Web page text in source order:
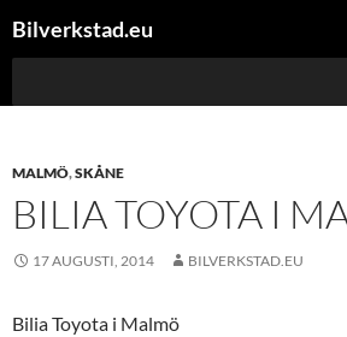
tillBilverkstad.eu
MALMÖ,SKÅNE
BILIA TOYOTA I
17 AUGUSTI, 2014 BILVERKSTAD.EU
Bilia Toyota i Malmö